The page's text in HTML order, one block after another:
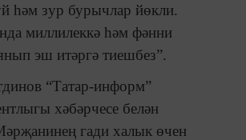
һәм зур бурычлар йөкли.
миллилеккә һәм фәнни
эш итәргә тиешбез”.
“Татар-информ”
хәбәрчесе белән
гади халык өчен